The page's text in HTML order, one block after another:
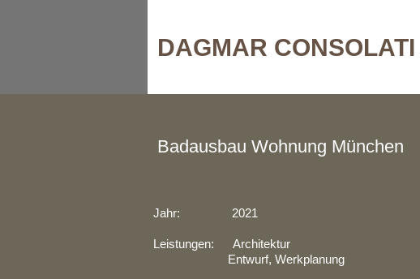
DAGMAR CONSOLATI
Badausbau Wohnung München
Jahr: 2021
Leistungen: Architektur
Entwurf, Werkplanung